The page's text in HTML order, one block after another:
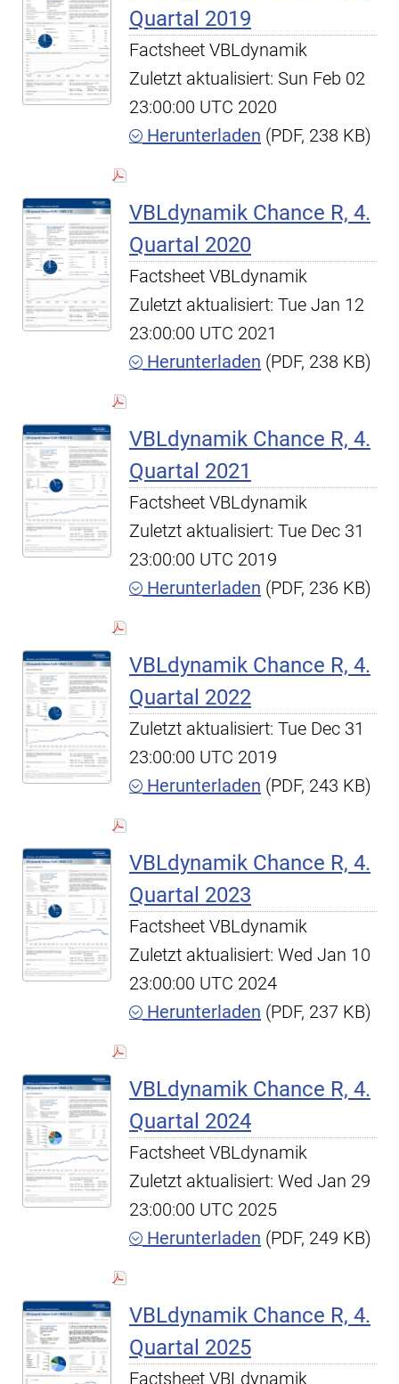
Quartal 2019
Factsheet VBLdynamik
Zuletzt aktualisiert: Sun Feb 02
23:00:00 UTC 2020
Herunterladen (PDF, 238 KB)
VBLdynamik Chance R, 4.
Quartal 2020
Factsheet VBLdynamik
Zuletzt aktualisiert: Tue Jan 12
23:00:00 UTC 2021
Herunterladen (PDF, 238 KB)
VBLdynamik Chance R, 4.
Quartal 2021
Factsheet VBLdynamik
Zuletzt aktualisiert: Tue Dec 31
23:00:00 UTC 2019
Herunterladen (PDF, 236 KB)
VBLdynamik Chance R, 4.
Quartal 2022
Zuletzt aktualisiert: Tue Dec 31
23:00:00 UTC 2019
Herunterladen (PDF, 243 KB)
VBLdynamik Chance R, 4.
Quartal 2023
Factsheet VBLdynamik
Zuletzt aktualisiert: Wed Jan 10
23:00:00 UTC 2024
Herunterladen (PDF, 237 KB)
VBLdynamik Chance R, 4.
Quartal 2024
Factsheet VBLdynamik
Zuletzt aktualisiert: Wed Jan 29
23:00:00 UTC 2025
Herunterladen (PDF, 249 KB)
VBLdynamik Chance R, 4.
Quartal 2025
Factsheet VBLdynamik